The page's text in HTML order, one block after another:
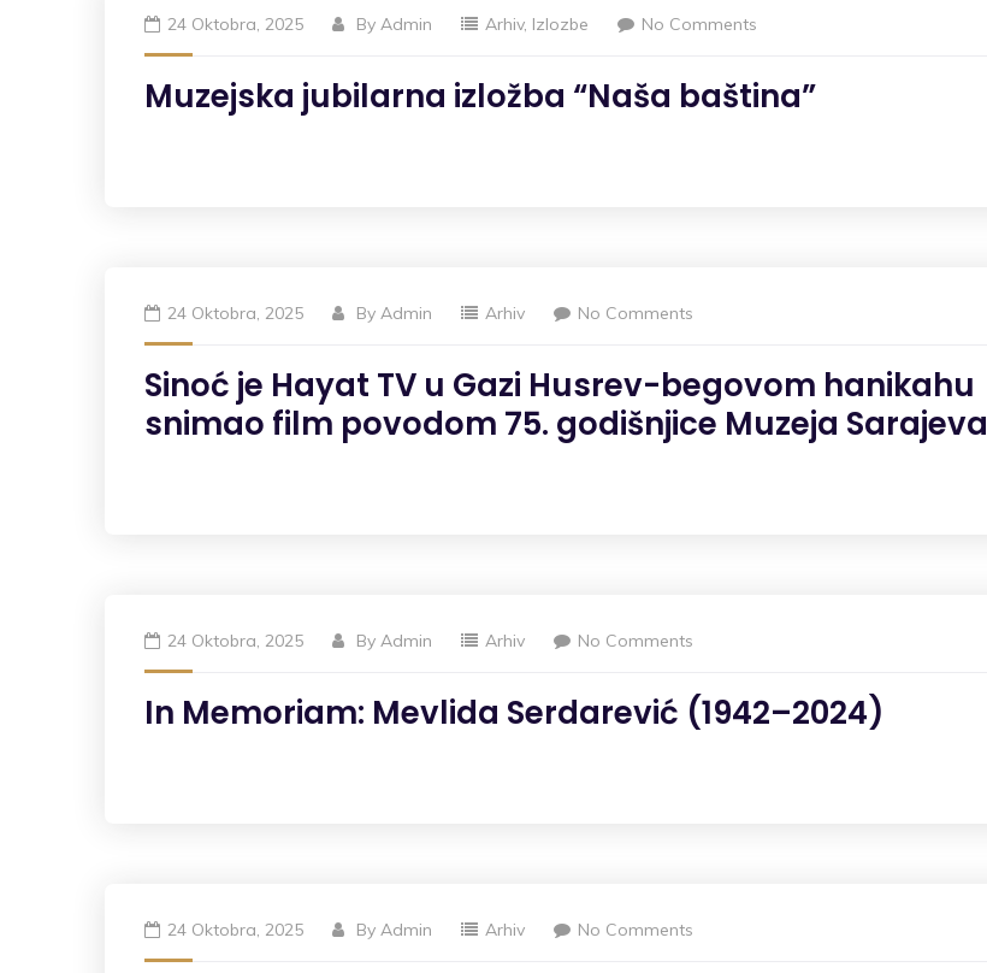
24 Oktobra, 2025 By Admin Arhiv, Izlozbe No Comments
Muzejska jubilarna izložba “Naša baština”
24 Oktobra, 2025 By Admin Arhiv No Comments
Sinoć je Hayat TV u Gazi Husrev-begovom hanikahu
snimao film povodom 75. godišnjice Muzeja Sarajeva
24 Oktobra, 2025 By Admin Arhiv No Comments
In Memoriam: Mevlida Serdarević (1942–2024)
24 Oktobra, 2025 By Admin Arhiv No Comments